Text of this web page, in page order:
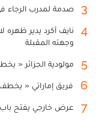
3 صدمة لمدرب الرجاء
4
نايف أكرد يدير ظهره
وجهته المقبلة
5 مولودية الجزائر «
6 فريق إماراتي «
7 عرض خارجي يفتح باب